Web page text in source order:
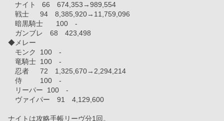
ナイト	 66　674,353→989,554
戦士　	94　8,385,920→11,759,096
暗黒騎士	100　-
ガンブレ　68　423,498
◆メレー
モンク	100　-
竜騎士	100　-
忍者	72　1,325,670→2,294,214
侍	　　 100　-
リーパー  100　-
ヴァイパー　91　4,129,600
ナイトは攻略手帳リーヴ分1回。